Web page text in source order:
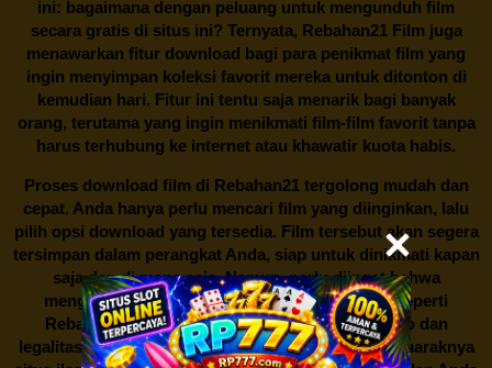
ini: bagaimana dengan peluang untuk mengunduh film
secara gratis di situs ini? Ternyata, Rebahan21 Film juga
menawarkan fitur download bagi para penikmat film yang
ingin menyimpan koleksi favorit mereka untuk ditonton di
kemudian hari. Fitur ini tentu saja menarik bagi banyak
orang, terutama yang ingin menikmati film-film favorit tanpa
harus terhubung ke internet atau khawatir kuota habis.
Proses download film di Rebahan21tergolong mudah dan
cepat. Anda hanya perlu mencari film yang diinginkan, lalu
pilih opsi download yang tersedia. Film tersebut akan segera
tersimpan dalam perangkat Anda, siap untuk dinikmati kapan
saja dan di mana saja. Namun, perlu diingat bahwa
mengunduh film secara gratis dari situs-situs seperti
Rebahan21 juga berarti berurusan dengan risiko dan
legalitas. Seperti yang telah dibahas sebelumnya, maraknya